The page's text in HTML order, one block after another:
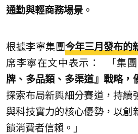
通勤與輕商務場景 。
根據李寧集團今年三月發布的
席李寧在文中表示： 「集
牌、多品類、多渠道』戰略，
探索布局新興細分賽道，持續
與科技實力的核心優勢，以創
饋消費者信賴。」